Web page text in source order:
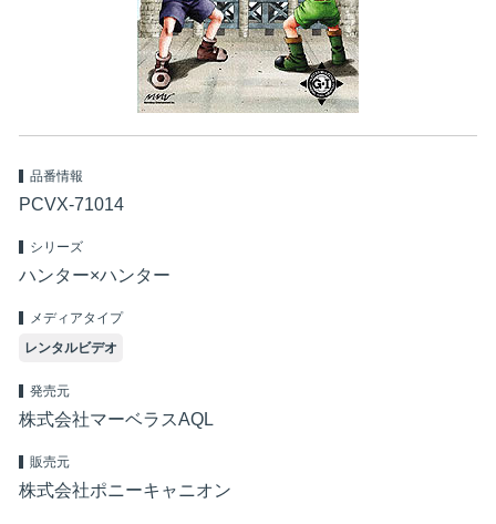
品番情報
PCVX-71014
シリーズ
ハンター×ハンター
メディアタイプ
レンタルビデオ
発売元
株式会社マーベラスAQL
販売元
株式会社ポニーキャニオン